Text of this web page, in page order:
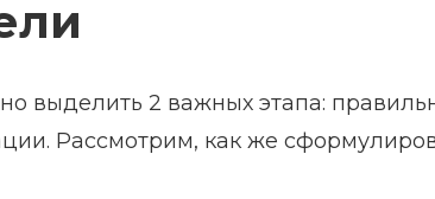
выделить 2 важных этапа:
Рассмотрим, как же